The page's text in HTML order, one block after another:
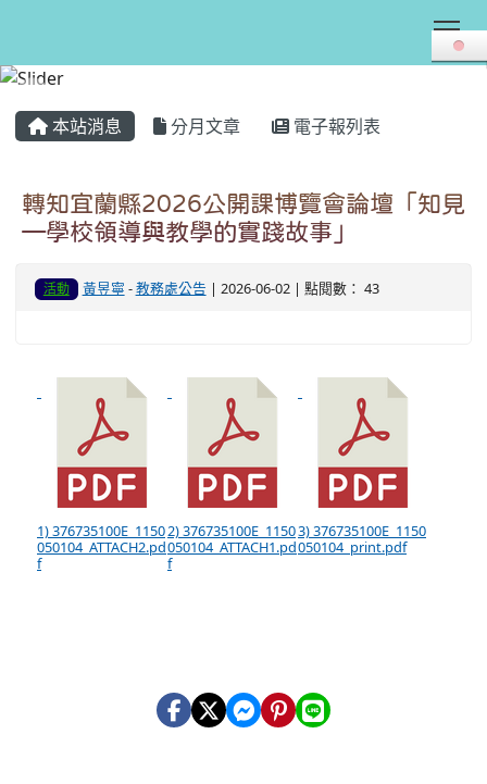
本站消息 分月文章 電子報列表
轉知宜蘭縣2026公開課博覽會論壇「知見
—學校領導與教學的實踐故事」
活動 黃昱寧 -教務處公告 | 2026-06-02 | 點閱數： 43
1) 376735100E_1150
050104_ATTACH2.pd
f
2) 376735100E_1150
050104_ATTACH1.pd
f
3) 376735100E_1150
050104_print.pdf